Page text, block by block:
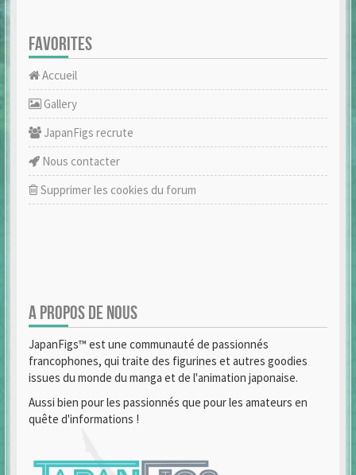
FAVORITES
Accueil
Gallery
JapanFigs recrute
Nous contacter
Supprimer les cookies du forum
A PROPOS DE NOUS
JapanFigs™ est une communauté de passionnés
francophones, qui traite des figurines et autres goodies
issues du monde du manga et de l'animation japonaise.
Aussi bien pour les passionnés que pour les amateurs en
quête d'informations !